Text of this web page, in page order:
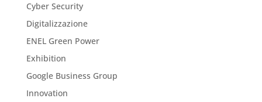
Cyber Security
Digitalizzazione
ENEL Green Power
Exhibition
Google Business Group
Innovation